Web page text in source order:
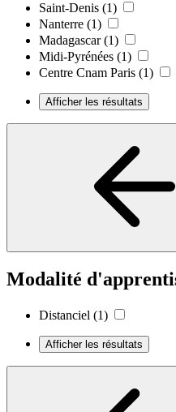
Saint-Denis (1)
Nanterre (1)
Madagascar (1)
Midi-Pyrénées (1)
Centre Cnam Paris (1)
Afficher les résultats
Modalité
Distanciel (1)
Afficher les résultats